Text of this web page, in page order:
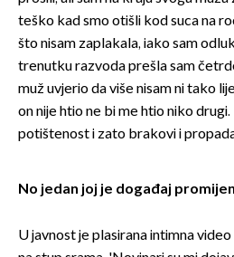
teško kad smo otišli kod suca na
što nisam zaplakala, iako sam
trenutku razvoda prešla sam
muž uvjerio da više nisam ni tako
on nije htio ne bi me htio niko
potištenost i zato brakovi i
No jedan joj je događaj
U javnost je plasirana intimna